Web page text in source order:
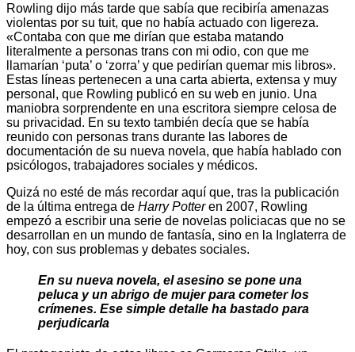
Rowling dijo más tarde que sabía que recibiría amenazas
violentas por su tuit, que no había actuado con ligereza.
«Contaba con que me dirían que estaba matando
literalmente a personas trans con mi odio, con que me
llamarían ‘puta’ o ‘zorra’ y que pedirían quemar mis libros».
Estas líneas pertenecen a una carta abierta, extensa y muy
personal, que Rowling publicó en su web en junio. Una
maniobra sorprendente en una escritora siempre celosa de
su privacidad. En su texto también decía que se había
reunido con personas trans durante las labores de
documentación de su nueva novela, que había hablado con
psicólogos, trabajadores sociales y médicos.
Quizá no esté de más recordar aquí que, tras la publicación
de la última entrega de Harry Potteren 2007, Rowling
empezó a escribir una serie de novelas policiacas que no se
desarrollan en un mundo de fantasía, sino en la Inglaterra de
hoy, con sus problemas y debates sociales.
En su nueva novela, el asesino se pone una
peluca y un abrigo de mujer para cometer los
crímenes. Ese simple detalle ha bastado para
perjudicarla